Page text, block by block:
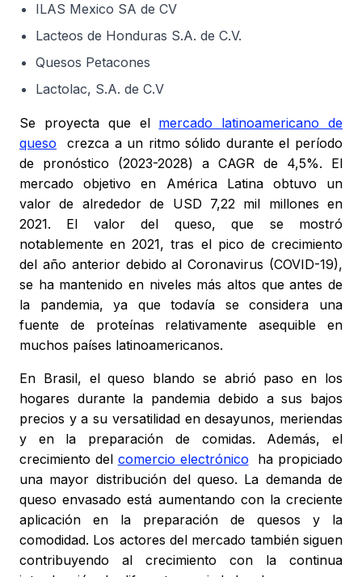
ILAS Mexico SA de CV
Lacteos de Honduras S.A. de C.V.
Quesos Petacones
Lactolac, S.A. de C.V
Se proyecta que el mercado latinoamericano de
queso crezca a un ritmo sólido durante el período
de pronóstico (2023-2028) a CAGR de 4,5%. El
mercado objetivo en América Latina obtuvo un
valor de alrededor de USD 7,22 mil millones en
2021. El valor del queso, que se mostró
notablemente en 2021, tras el pico de crecimiento
del año anterior debido al Coronavirus (COVID-19),
se ha mantenido en niveles más altos que antes de
la pandemia, ya que todavía se considera una
fuente de proteínas relativamente asequible en
muchos países latinoamericanos.
En Brasil, el queso blando se abrió paso en los
hogares durante la pandemia debido a sus bajos
precios y a su versatilidad en desayunos, meriendas
y en la preparación de comidas. Además, el
crecimiento del comercio electrónico ha propiciado
una mayor distribución del queso. La demanda de
queso envasado está aumentando con la creciente
aplicación en la preparación de quesos y la
comodidad. Los actores del mercado también siguen
contribuyendo al crecimiento con la continua